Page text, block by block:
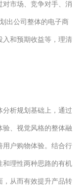
对市场、竞争对手、消
出公司整体的电子商
入和预期收益等，理清
分析规划基础上，通过
、视觉风格的整体融
用户购物体验。结合行
和理性两种思路的有机
，从而有效提升产品转